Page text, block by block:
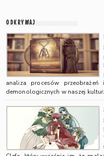
ODKRYWAJ
analiza procesów
demonologicznych w naszej